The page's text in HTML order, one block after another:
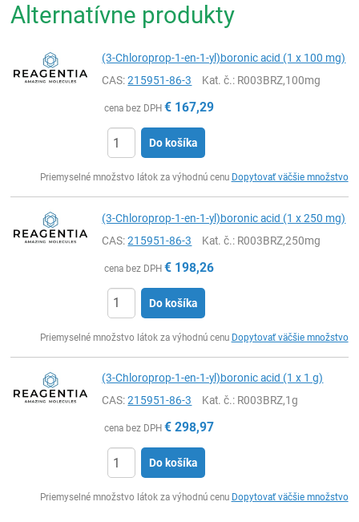
Alternatívne produkty
(3-Chloroprop-1-en-1-yl)boronic acid (1 x 100 mg)
CAS:215951-86-3 Kat. č.: R003BRZ,100mg
cena bez DPH € 167,29
Do košíka
Priemyselné množstvo látok za výhodnú cenu Dopytovať väčšie množstvo
(3-Chloroprop-1-en-1-yl)boronic acid (1 x 250 mg)
CAS:215951-86-3 Kat. č.: R003BRZ,250mg
cena bez DPH € 198,26
Do košíka
Priemyselné množstvo látok za výhodnú cenu Dopytovať väčšie množstvo
(3-Chloroprop-1-en-1-yl)boronic acid (1 x 1 g)
CAS:215951-86-3 Kat. č.: R003BRZ,1g
cena bez DPH € 298,97
Do košíka
Priemyselné množstvo látok za výhodnú cenu Dopytovať väčšie množstvo